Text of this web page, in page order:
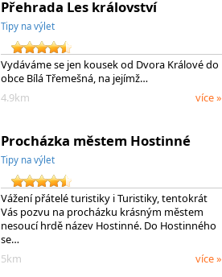
Přehrada Les království
Tipy na výlet
Vydáváme se jen kousek od Dvora Králové do
obce Bílá Třemešná, na jejímž…
4.9km
více »
Procházka městem Hostinné
Tipy na výlet
Vážení přátelé turistiky i Turistiky, tentokrát
Vás pozvu na procházku krásným městem
nesoucí hrdě název Hostinné. Do Hostinného
se…
5km
více »